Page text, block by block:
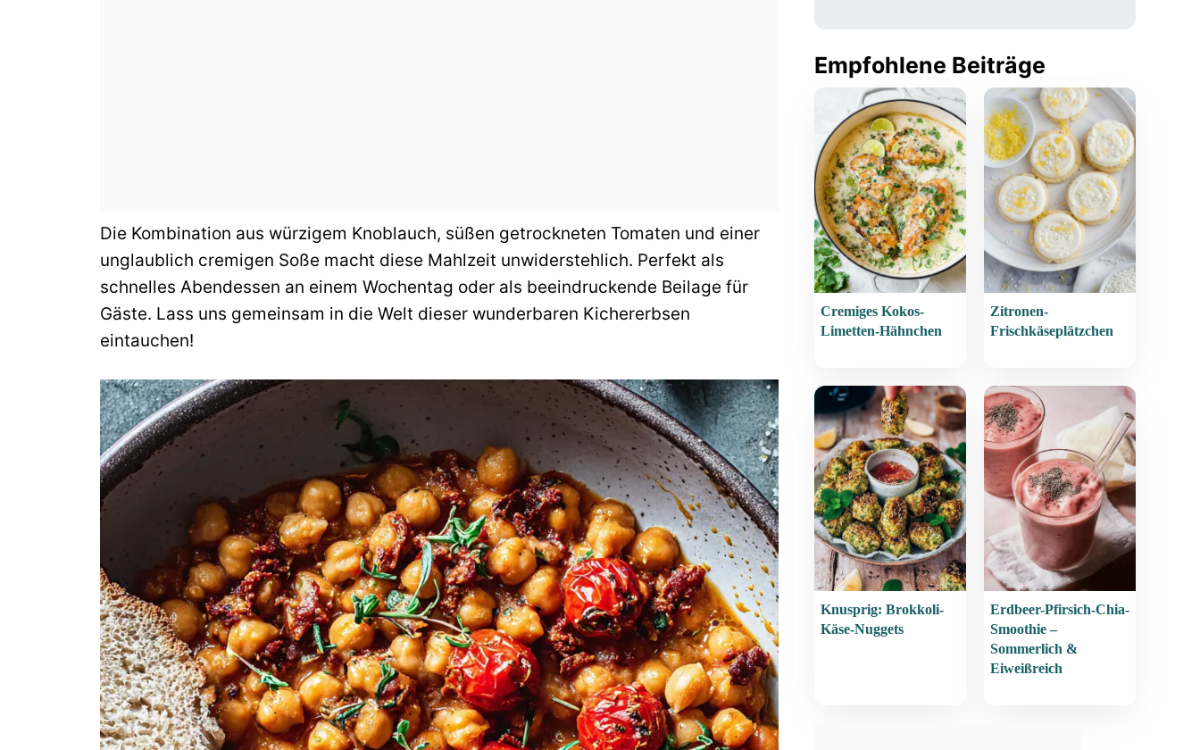
Die Kombination aus würzigem Knoblauch, süßen getrockneten Tomaten und einer
unglaublich cremigen Soße macht diese Mahlzeit unwiderstehlich. Perfekt als
schnelles Abendessen an einem Wochentag oder als beeindruckende Beilage für
Gäste. Lass uns gemeinsam in die Welt dieser wunderbaren Kichererbsen
eintauchen!
Empfohlene Beiträge
Cremiges Kokos-
Limetten-Hähnchen
Zitronen-
Frischkäseplätzchen
Knusprig: Brokkoli-
Käse-Nuggets
Erdbeer-Pfirsich-Chia-
Smoothie –
Sommerlich &
Eiweißreich